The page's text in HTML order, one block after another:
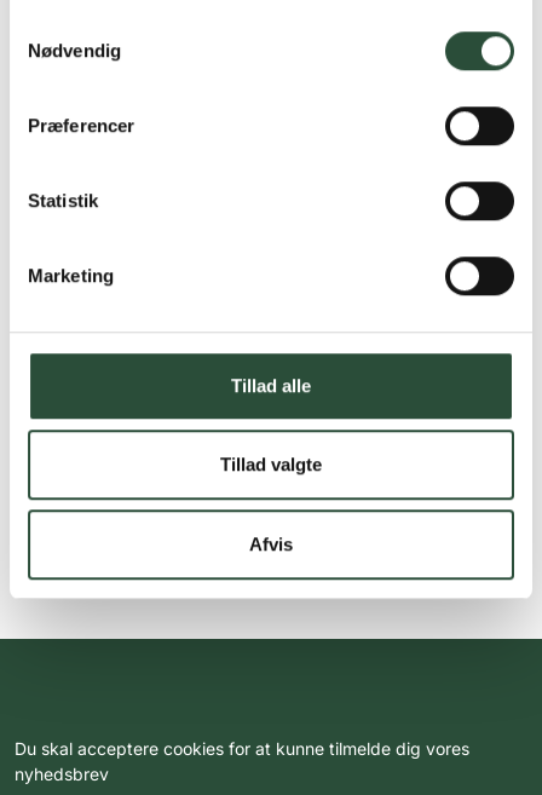
Nødvendig
Præferencer
Statistik
Marketing
Tillad alle
Tillad valgte
Afvis
Du skal acceptere cookies for at kunne tilmelde dig vores
nyhedsbrev